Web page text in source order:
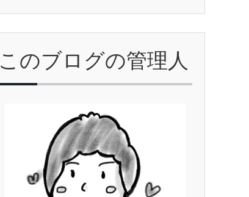
このブログの管理人